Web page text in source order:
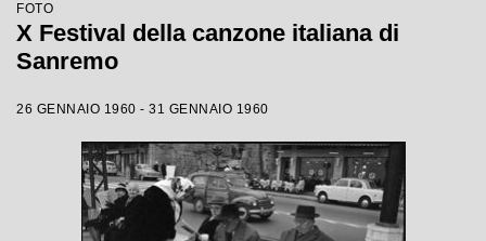
FOTO
X Festival della canzone italiana di
Sanremo
26 GENNAIO 1960 - 31 GENNAIO 1960